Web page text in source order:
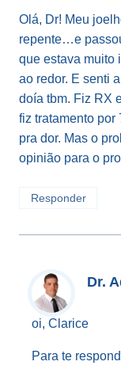
Olá, Dr! Meu
repente…e
que estava muito
ao redor. E senti
doía tbm. Fiz RX
fiz tratamento por
pra dor. Mas o
opinião para o
Responder
Dr.
oi, Clarice
Para te